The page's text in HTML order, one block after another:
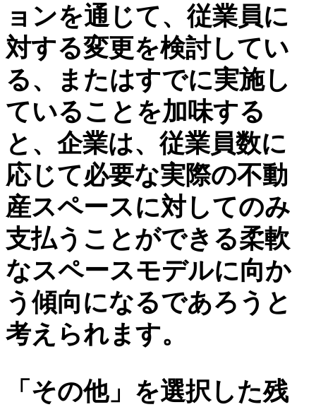
ョンを通じて、従業員に
対する変更を検討してい
る、またはすでに実施し
ていることを加味する
と、企業は、従業員数に
応じて必要な実際の不動
産スペースに対してのみ
支払うことができる柔軟
なスペースモデルに向か
う傾向になるであろうと
考えられます。
「その他」を選択した残